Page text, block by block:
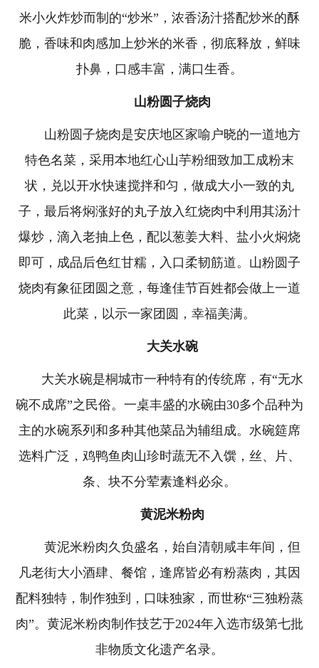
米小火炸炒而制的“炒米”，浓香汤汁搭配炒米的酥
脆，香味和肉感加上炒米的米香，彻底释放，鲜味
扑鼻，口感丰富，满口生香。
山粉圆子烧肉
山粉圆子烧肉是安庆地区家喻户晓的一道地方
特色名菜，采用本地红心山芋粉细致加工成粉末
状，兑以开水快速搅拌和匀，做成大小一致的丸
子，最后将焖涨好的丸子放入红烧肉中利用其汤汁
爆炒，滴入老抽上色，配以葱姜大料、盐小火焖烧
即可，成品后色红甘糯，入口柔韧筋道。山粉圆子
烧肉有象征团圆之意，每逢佳节百姓都会做上一道
此菜，以示一家团圆，幸福美满。
大关水碗
大关水碗是桐城市一种特有的传统席，有“无水
碗不成席”之民俗。一桌丰盛的水碗由30多个品种为
主的水碗系列和多种其他菜品为辅组成。水碗筵席
选料广泛，鸡鸭鱼肉山珍时蔬无不入馔，丝、片、
条、块不分荤素逢料必氽。
黄泥米粉肉
黄泥米粉肉久负盛名，始自清朝咸丰年间，但
凡老街大小酒肆、餐馆，逢席皆必有粉蒸肉，其因
配料独特，制作独到，口味独家，而世称“三独粉蒸
肉”。黄泥米粉肉制作技艺于2024年入选市级第七批
非物质文化遗产名录。